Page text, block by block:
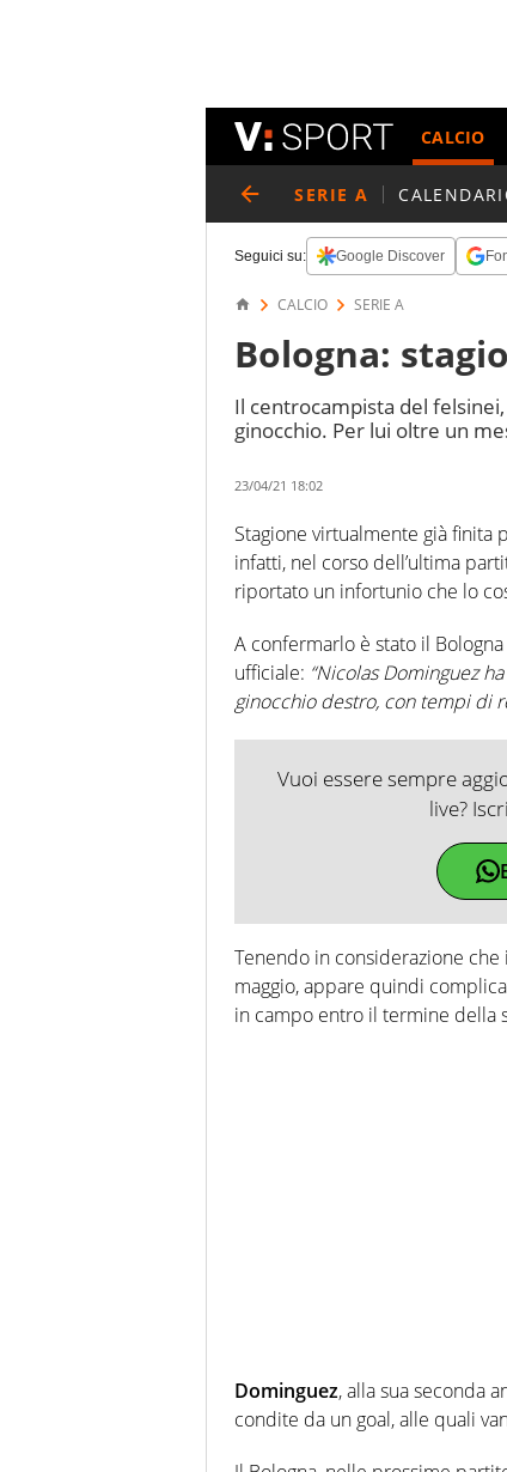
CALCIO
SERIE A
Seguici su: Google Discover
CALCIO SERIE A
Bologna:
Il centrocampista del
ginocchio. Per lui oltre un
23/04/21 18:02
Stagione virtualmente già finita
infatti, nel corso dell’ultima
riportato un infortunio che lo
A confermarlo è stato il
ufficiale: “Nicolas Dominguez
ginocchio destro, con tempi di
Vuoi essere sempre
live?
Tenendo in considerazione
maggio, appare quindi
in campo entro il termine della
Dominguez, alla sua seconda
condite da un goal, alle quali